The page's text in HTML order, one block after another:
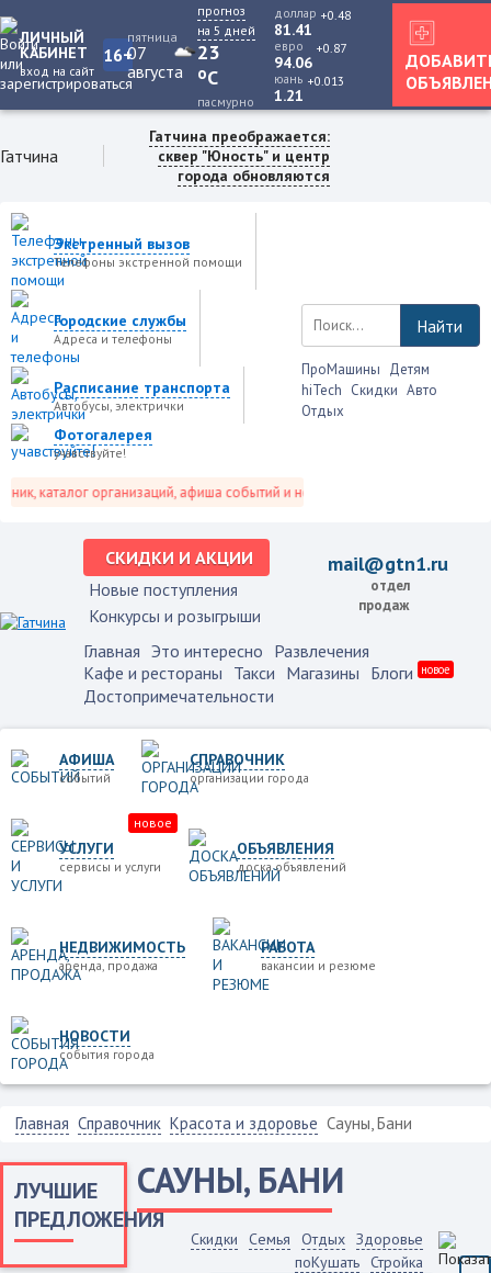
ЛИЧНЫЙ
КАБИНЕТ
вход на сайт
16+
пятница
07
августа
прогноз
на 5 дней
23
oC
пасмурно
доллар
81.41
+0.48
евро
94.06
+0.87
юань
1.21
+0.013
Гатчина
Гатчина преображается:
сквер "Юность" и центр
города обновляются
Экстренный вызов
Телефоны экстренной помощи
Городские службы
Адреса и телефоны
Расписание транспорта
Автобусы, электрички
Фотогалерея
учавствуйте!
каталог организаций, афиша событий и не только это.
Найти
ПроМашины Детям
hiTech Скидки Авто
Отдых
СКИДКИ И АКЦИИ
Новые поступления
Конкурсы и розыгрыши
mail@gtn1.ru
отдел
продаж
Главная Это интересно Развлечения
Кафе и рестораны Такси Магазины Блоги новое
Достопримечательности
АФИША
событий
СПРАВОЧНИК
организации города
УСЛУГИ
сервисы и услуги
новое
ОБЪЯВЛЕНИЯ
доска объявлений
НЕДВИЖИМОСТЬ
аренда, продажа
РАБОТА
вакансии и резюме
НОВОСТИ
события города
Главная Справочник Красота и здоровье Сауны, Бани
ЛУЧШИЕ
ПРЕДЛОЖЕНИЯ
САУНЫ, БАНИ
Скидки Семья Отдых Здоровье
поКушать Стройка